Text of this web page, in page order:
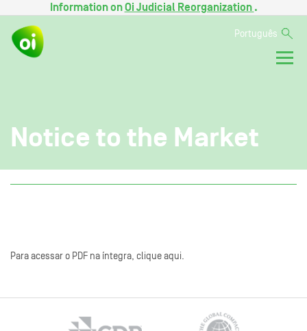
Information onOi Judicial Reorganization .
Português
Notice to the Market
Para acessar o PDF na íntegra, clique aqui.